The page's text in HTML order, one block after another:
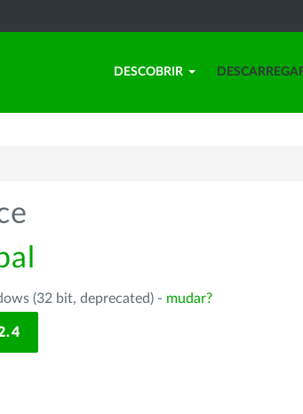
DESCOBRIR
(32 bit, deprecated) - mudar?